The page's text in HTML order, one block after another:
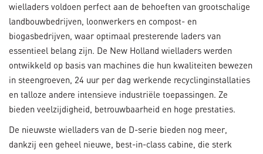
wielladers voldoen perfect aan de behoeften van grootschalige
landbouwbedrijven, loonwerkers en compost- en
biogasbedrijven, waar optimaal presterende laders van
essentieel belang zijn. De New Holland wielladers werden
ontwikkeld op basis van machines die hun kwaliteiten bewezen
in steengroeven, 24 uur per dag werkende recyclinginstallaties
en talloze andere intensieve industriële toepassingen. Ze
bieden veelzijdigheid, betrouwbaarheid en hoge prestaties.
De nieuwste wielladers van de D-serie bieden nog meer,
dankzij een geheel nieuwe, best-in-class cabine, die sterk